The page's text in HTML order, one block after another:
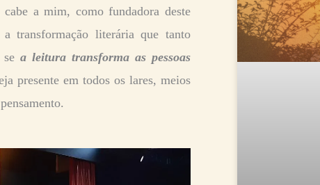
a mim, como fundadora deste
transformação literária que tanto
sea leitura transforma as pessoas
presente em todos os lares, meios